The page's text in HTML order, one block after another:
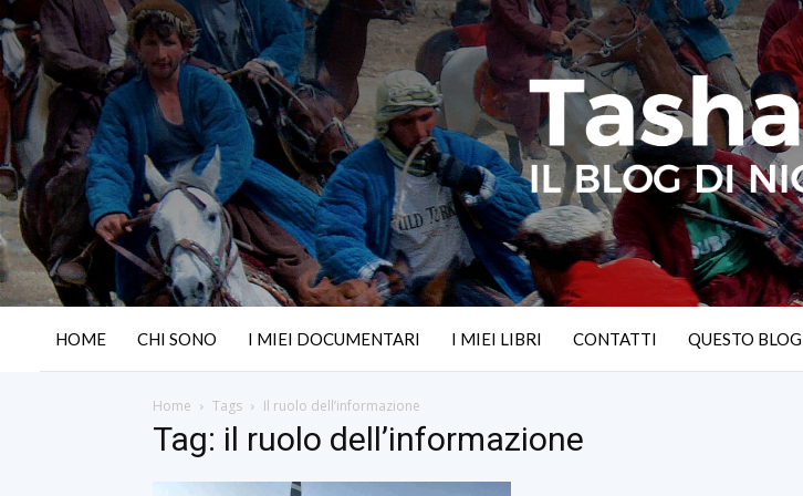
HOME CHI SONO I MIEI DOCUMENTARI I MIEI LIBRI CONTATTI QUESTO BLOG
Home Tags Il ruolo dell’informazione
Tag: il ruolo dell’informazione